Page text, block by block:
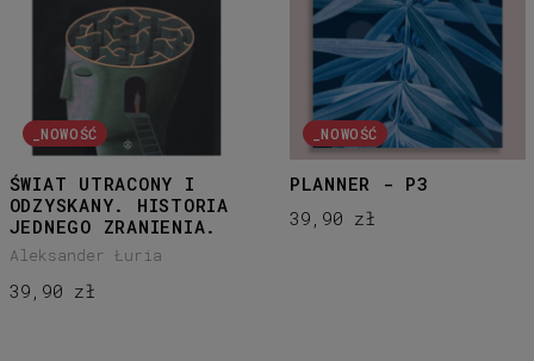
_NOWOŚĆ
ŚWIAT UTRACONY I
ODZYSKANY. HISTORIA
JEDNEGO ZRANIENIA.
Aleksander Łuria
39,90 zł
_NOWOŚĆ
PLANNER - P3
39,90 zł